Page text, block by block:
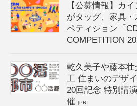
【公募情報】カ
がタッグ、家具
ペティション「
COMPETITION
乾久美子や藤本
工 住まいのデザ
20回記念 特別講
催[PR]